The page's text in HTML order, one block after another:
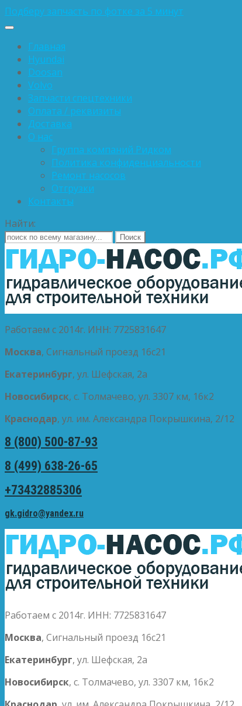
Подберу запчасть по фотке за 5 минут
Главная
Hyundai
Doosan
Volvo
Запчасти спецтехники
Оплата / реквизиты
Доставка
О нас
Группа компаний Ридком
Политика конфиденциальности
Ремонт насосов
Отгрузки
Контакты
Найти:
Работаем с 2014г. ИНН: 7725831647
Москва, Сигнальный проезд 16с21
Екатеринбург, ул. Шефская, 2а
Новосибирск, с. Толмачево, ул. 3307 км, 16к2
Краснодар, ул. им. Александра Покрышкина, 2/12
8 (800) 500-87-93
8 (499) 638-26-65
+73432885306
gk.gidro@yandex.ru
Работаем с 2014г. ИНН: 7725831647
Москва, Сигнальный проезд 16с21
Екатеринбург, ул. Шефская, 2а
Новосибирск, с. Толмачево, ул. 3307 км, 16к2